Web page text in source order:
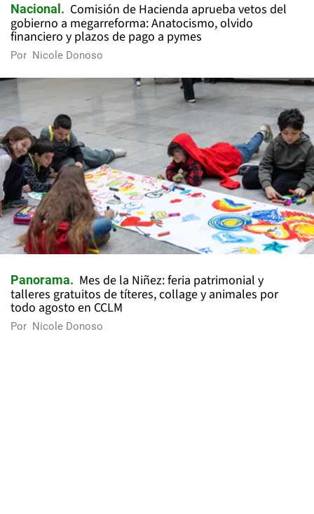
Nacional
Comisión de Hacienda aprueba vetos del
gobierno a megarreforma: Anatocismo, olvido
financiero y plazos de pago a pymes
Por Nicole Donoso
Panorama
Mes de la Niñez: feria patrimonial y
talleres gratuitos de títeres, collage y animales por
todo agosto en CCLM
Por Nicole Donoso